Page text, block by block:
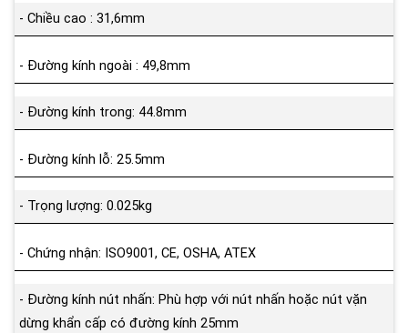
- Chiều cao : 31,6mm
- Đường kính ngoài : 49,8mm
- Đường kính trong: 44.8mm
- Đường kính lỗ: 25.5mm
- Trọng lượng: 0.025kg
- Chứng nhận: ISO9001, CE, OSHA, ATEX
- Đường kính nút nhấn: Phù hợp với nút nhấn hoặc nút vặn
dừng khẩn cấp có đường kính 25mm